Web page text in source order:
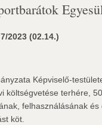
7/2023 (02.14.)
Képviselő-
költségvetése terhére,
felhasználásának
köt.